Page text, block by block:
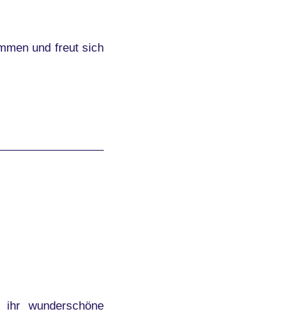
und freut sich
wunderschöne